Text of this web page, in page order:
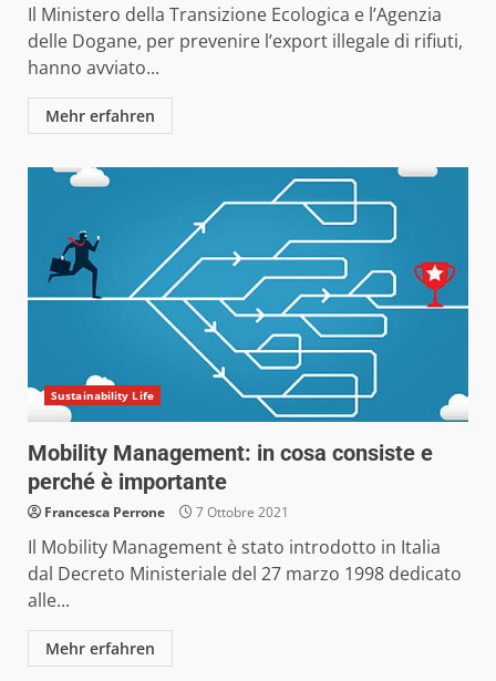
Il Ministero della Transizione Ecologica e l’Agenzia
delle Dogane, per prevenire l’export illegale di rifiuti,
hanno avviato...
Mehr erfahren
Sustainability Life
Mobility Management: in cosa consiste e
perché è importante
Francesca Perrone 7 Ottobre 2021
Il Mobility Management è stato introdotto in Italia
dal Decreto Ministeriale del 27 marzo 1998 dedicato
alle...
Mehr erfahren